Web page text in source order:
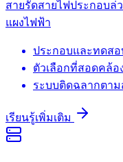
สายรัดสายไฟประกอบ
แผงไฟฟ้า
ประกอบและทดสอ
ตัวเลือกที่สอดคล้อ
ระบบติดฉลากตาม
เรียนรู้เพิ่มเติม